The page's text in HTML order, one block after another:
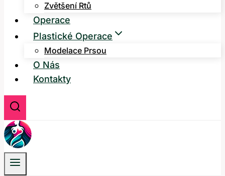
Zvětšení Rtů
Operace
Plastické Operace
Modelace Prsou
O Nás
Kontakty